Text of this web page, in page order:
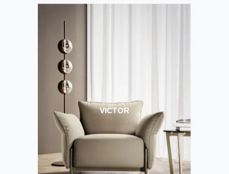
VICTOR